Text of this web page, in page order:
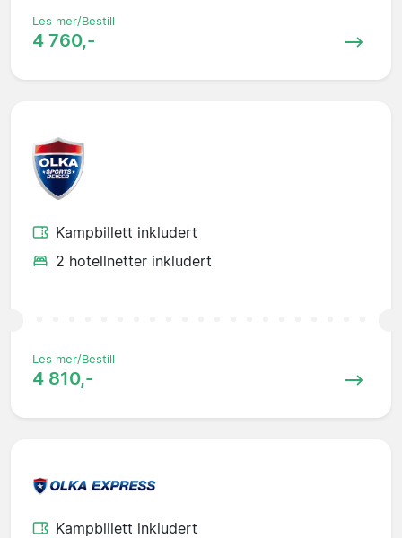
Les mer/Bestill
4 760,-
Kampbillett inkludert
2 hotellnetter inkludert
Les mer/Bestill
4 810,-
Kampbillett inkludert